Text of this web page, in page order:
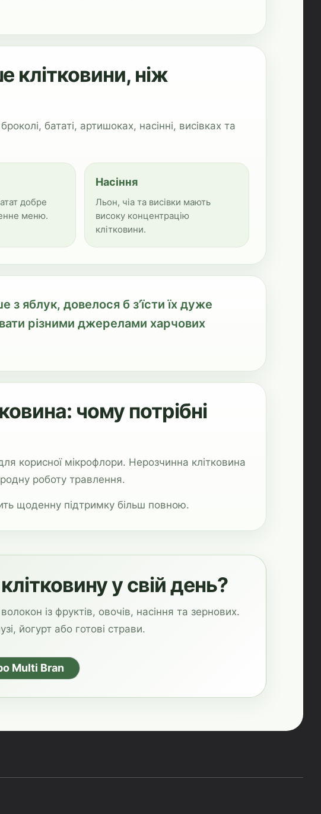
клітковини, ніж
бататі, артишоках, насінні, висівках та
добре
меню.
Насіння
Льон, чіа та висівки мають
високу концентрацію
клітковини.
яблук, довелося б з’їсти їх дуже
різними джерелами харчових
чому потрібні
корисної мікрофлори. Нерозчинна клітковина
роботу травлення.
щоденну підтримку більш повною.
у свій день?
із фруктів, овочів, насіння та зернових.
йогурт або готові страви.
Multi Bran